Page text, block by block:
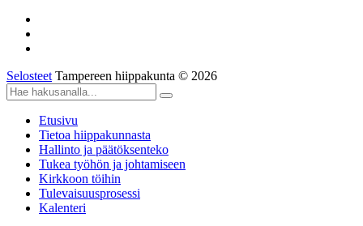
Selosteet Tampereen hiippakunta © 2026
Etusivu
Tietoa hiippakunnasta
Hallinto ja päätöksenteko
Tukea työhön ja johtamiseen
Kirkkoon töihin
Tulevaisuusprosessi
Kalenteri